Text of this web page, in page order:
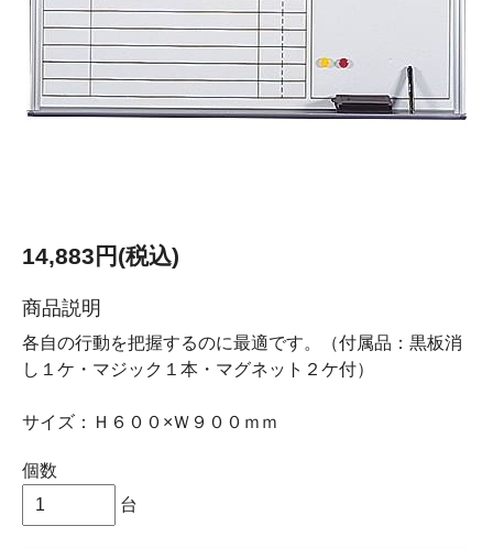
14,883円(税込)
商品説明
各自の行動を把握するのに最適です。（付属品：黒板消
し１ケ・マジック１本・マグネット２ケ付）
サイズ：Ｈ６００×Ｗ９００ｍｍ
個数
台